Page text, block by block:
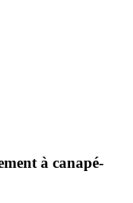
à canapé-